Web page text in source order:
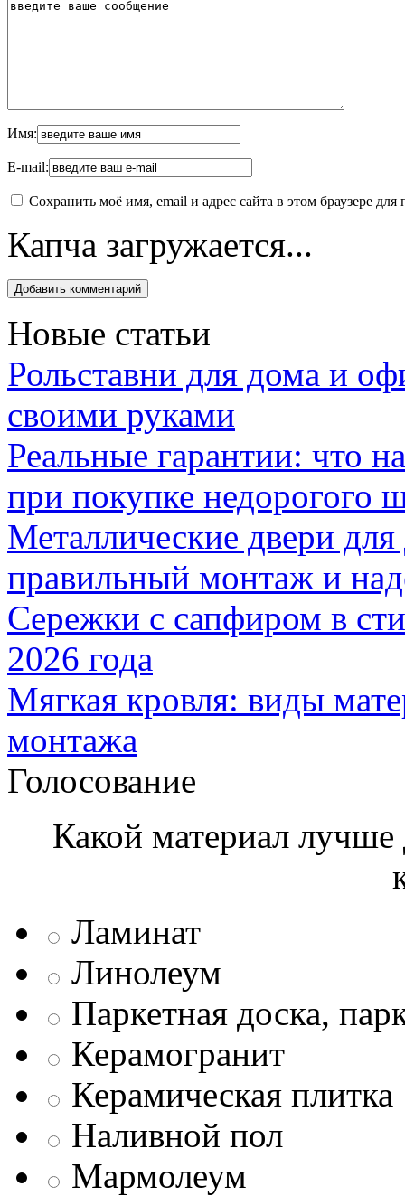
Имя:
E-mail:
Сохранить моё имя, email и адрес сайта в этом браузере
Капча загружается...
Новые статьи
Рольставни для дома и
своими руками
Реальные гарантии: что
при покупке недорогого
Металлические двери
правильный монтаж и
Сережки с сапфиром в
2026 года
Мягкая кровля: виды
монтажа
Голосование
Какой материал
Ламинат
Линолеум
Паркетная доска,
Керамогранит
Керамическая плитка
Наливной пол
Мармолеум